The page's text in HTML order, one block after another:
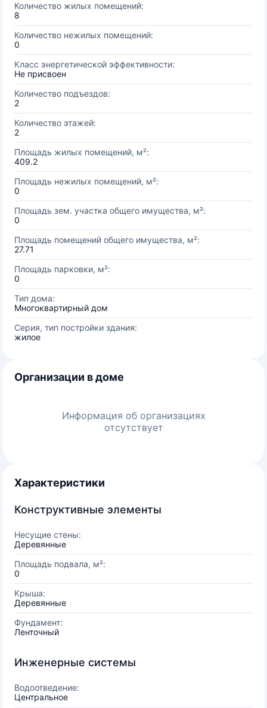
Количество жилых помещений:
8
Количество нежилых помещений:
0
Класс энергетической эффективности:
Не присвоен
Количество подъездов:
2
Количество этажей:
2
Площадь жилых помещений, м²:
409.2
Площадь нежилых помещений, м²:
0
Площадь зем. участка общего имущества, м²:
0
Площадь помещений общего имущества, м²:
27.71
Площадь парковки, м²:
0
Тип дома:
Многоквартирный дом
Серия, тип постройки здания:
жилое
Организации в доме
Информация об организациях
отсутствует
Характеристики
Конструктивные элементы
Несущие стены:
Деревянные
Площадь подвала, м²:
0
Крыша:
Деревянные
Фундамент:
Ленточный
Инженерные системы
Водоотведение:
Центральное